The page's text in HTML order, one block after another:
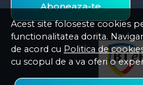
Acest site foloseste cookies
functionalitatea dorita.
de acord cu Politica de
cu scopul de a va oferi o
Aboneaza-te